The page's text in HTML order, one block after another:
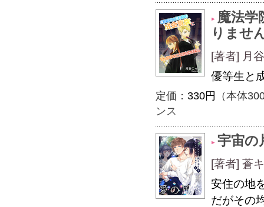
魔法学
りませ
[著者] 月
優等生と
定価： 330円
（本体
ンス
宇宙の
[著者] 蒼
安住の地
だがその